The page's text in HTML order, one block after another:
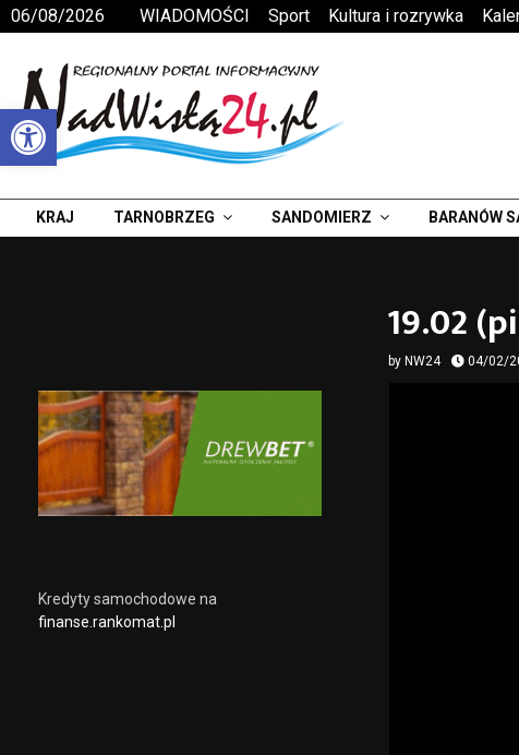
Otwórz pasek narzędzi
06/08/2026 WIADOMOŚCI Sport Kultura i rozrywka
KRAJ TARNOBRZEG SANDOMIERZ BARANÓW
19.02
by NW24 04/02/
Kredyty samochodowe na
finanse.rankomat.pl